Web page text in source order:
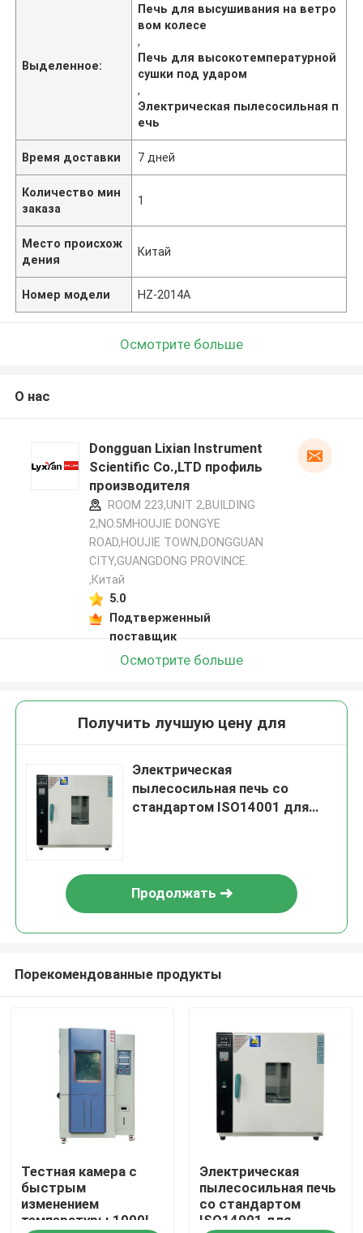
Товары
VR-шоу
Выделенное:
Печь для высушивания на ветро
вом колесе
,
Печь для высокотемпературной
сушки под ударом
,
Электрическая пылесосильная п
ечь
Время доставки 7 дней
Количество мин
заказа
1
Место происхож
дения
Китай
Номер модели HZ-2014A
Осмотрите больше
О нас
Dongguan Lixian Instrument
Scientific Co.,LTD профиль
производителя
ROOM 223,UNIT 2,BUILDING
2,NO.5MHOUJIE DONGYE
ROAD,HOUJIE TOWN,DONGGUAN
CITY,GUANGDONG PROVINCE.
,Китай
5.0
Подтверженный
поставщик
Осмотрите больше
Получить лучшую цену для
Электрическая
пылесосильная печь со
стандартом ISO14001 для
Продолжать
Порекомендованные продукты
Тестная камера с
быстрым
изменением
температуры 1000L
Электрическая
пылесосильная печь
со стандартом
ISO14001 для